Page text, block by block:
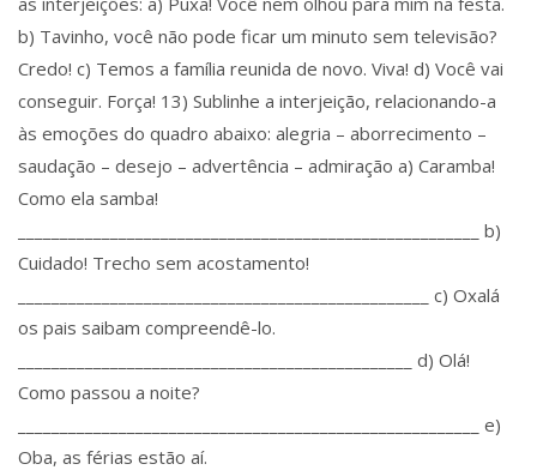
b) Tavinho, você não pode ficar um minuto sem televisão?
Credo! c) Temos a família reunida de novo. Viva! d) Você vai
conseguir. Força! 13) Sublinhe a interjeição, relacionando-a
às emoções do quadro abaixo: alegria – aborrecimento –
saudação – desejo – advertência – admiração a) Caramba!
Como ela samba!
_______________________________________________________ b)
Cuidado! Trecho sem acostamento!
_________________________________________________ c) Oxalá
os pais saibam compreendê-lo.
_______________________________________________ d) Olá!
Como passou a noite?
_______________________________________________________ e)
Oba, as férias estão aí.